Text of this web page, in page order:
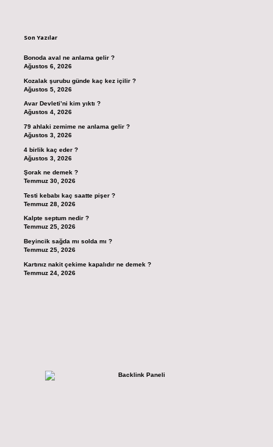
Son Yazılar
Bonoda aval ne anlama gelir ?
Ağustos 6, 2026
Kozalak şurubu günde kaç kez içilir ?
Ağustos 5, 2026
Avar Devleti’ni kim yıktı ?
Ağustos 4, 2026
79 ahlaki zemime ne anlama gelir ?
Ağustos 3, 2026
4 birlik kaç eder ?
Ağustos 3, 2026
Şorak ne demek ?
Temmuz 30, 2026
Testi kebabı kaç saatte pişer ?
Temmuz 28, 2026
Kalpte septum nedir ?
Temmuz 25, 2026
Beyincik sağda mı solda mı ?
Temmuz 25, 2026
Kartınız nakit çekime kapalıdır ne demek ?
Temmuz 24, 2026